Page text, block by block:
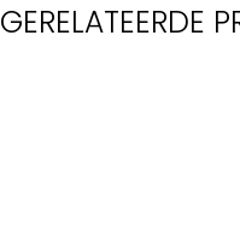
GERELATEERDE